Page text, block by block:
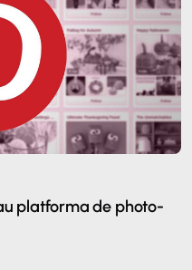
platforma de photo-